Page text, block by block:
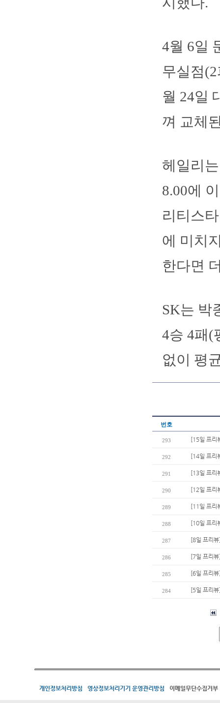
4월 6일
무실점
월 24일
껴 교체
헤일리
8.00에
리티스
에 미치
한다면
SK는 박
4승 4패(
없이 평
번호
293 [15일 프리
292 [14일 프리
291 [13일 프리
290 [12일 프리
289 [11일 프리
288 [10일 프리
287 [8일 프리
286 [7일 프리
285 [6일 프리
284 [5일 프리
개인정보처리방침 영상정보처리기기 운영관리방침 이메일무단수집거부